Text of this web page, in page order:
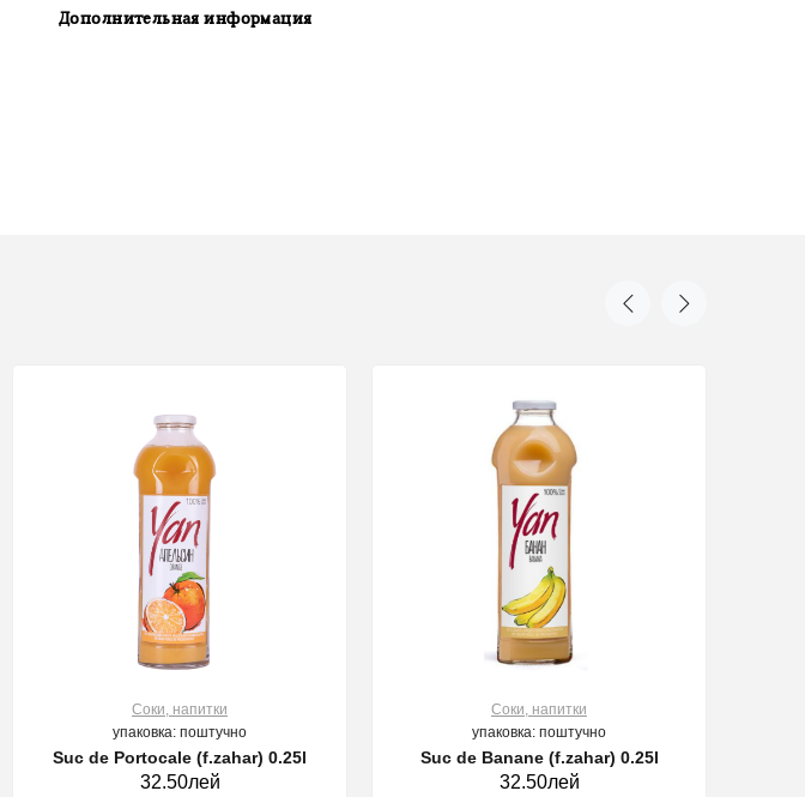
Дополнительная информация
Соки, напитки
упаковка: поштучно
Suc de Portocale (f.zahar) 0.25l
32.50лей
Соки, напитки
упаковка: поштучно
Suc de Banane (f.zahar) 0.25l
32.50лей